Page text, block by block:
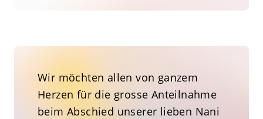
Wir möchten allen von ganzem
Herzen für die grosse Anteilnahme
beim Abschied unserer lieben Nani